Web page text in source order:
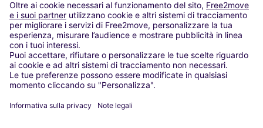
Paris
Madrid
Washington DC
Milano
Roma
Torino
Vienna
Berlino
Düsseldorf